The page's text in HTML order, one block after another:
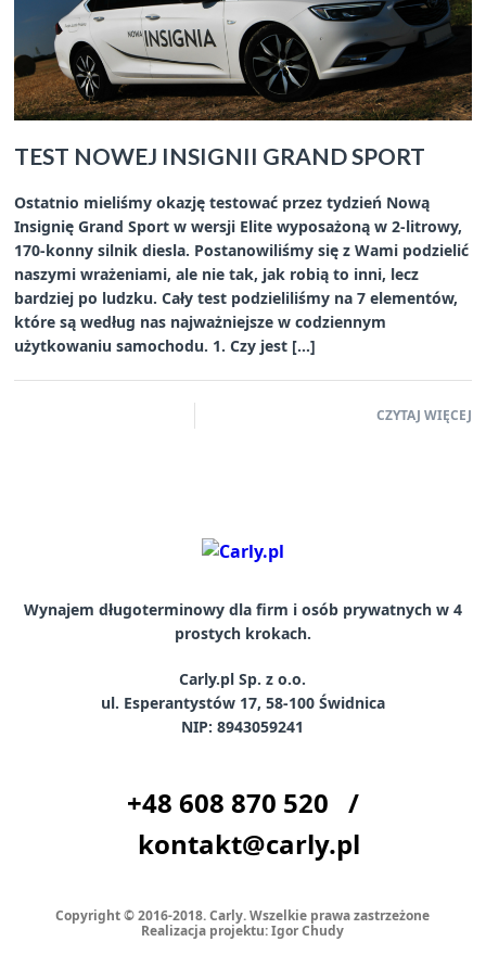
TEST NOWEJ INSIGNII GRAND SPORT
Ostatnio mieliśmy okazję testować przez tydzień Nową
Insignię Grand Sport w wersji Elite wyposażoną w 2-litrowy,
170-konny silnik diesla. Postanowiliśmy się z Wami podzielić
naszymi wrażeniami, ale nie tak, jak robią to inni, lecz
bardziej po ludzku. Cały test podzieliliśmy na 7 elementów,
które są według nas najważniejsze w codziennym
użytkowaniu samochodu. 1. Czy jest […]
CZYTAJ WIĘCEJ
Wynajem długoterminowy dla firm i osób prywatnych w 4
prostych krokach.
Carly.pl Sp. z o.o.
ul. Esperantystów 17, 58-100 Świdnica
NIP: 8943059241
+48 608 870 520 /
kontakt@carly.pl
Copyright © 2016-2018. Carly. Wszelkie prawa zastrzeżone
Realizacja projektu:Igor Chudy